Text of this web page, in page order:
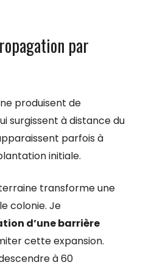
par
produisent de
surgissent à distance du
parfois à
initiale.
transforme une
colonie. Je
d’une barrière
cette expansion.
à 60